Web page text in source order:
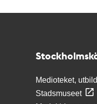
Medioteket,
Stadsmuseet